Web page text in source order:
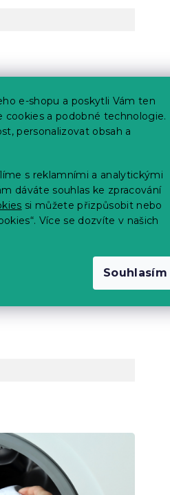
e-shopu a poskytli Vám ten
cookies a podobné technologie.
personalizovat obsah a
s reklamními a analytickými
dáváte souhlas ke zpracování
si můžete přizpůsobit nebo
Více se dozvíte v našich
Souhlasím